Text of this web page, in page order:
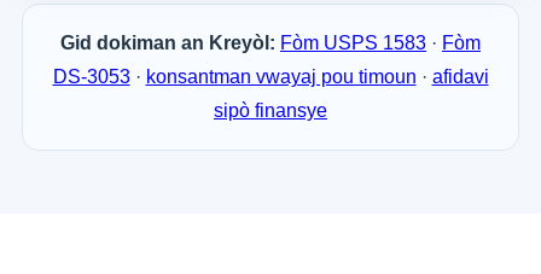
Gid dokiman an Kreyòl: Fòm USPS 1583 · Fòm
DS-3053· konsantman vwayaj pou timoun · afidavi
sipò finansye